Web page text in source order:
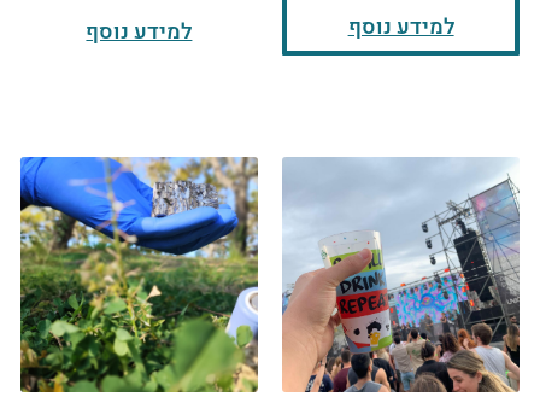
למידע נוסף למידע נוסף